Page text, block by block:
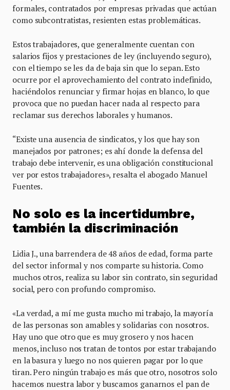
formales, contratados por empresas privadas que actúan
como subcontratistas, resienten estas problemáticas.
Estos trabajadores, que generalmente cuentan con
salarios fijos y prestaciones de ley (incluyendo seguro),
con el tiempo se les da de baja sin que lo sepan. Esto
ocurre por el aprovechamiento del contrato indefinido,
haciéndolos renunciar y firmar hojas en blanco, lo que
provoca que no puedan hacer nada al respecto para
reclamar sus derechos laborales y humanos.
“Existe una ausencia de sindicatos, y los que hay son
manejados por patrones; es ahí donde la defensa del
trabajo debe intervenir, es una obligación constitucional
ver por estos trabajadores», resalta el abogado Manuel
Fuentes.
No solo es la incertidumbre,
también la discriminación
Lidia J., una barrendera de 48 años de edad, forma parte
del sector informal y nos comparte su historia. Como
muchos otros, realiza su labor sin contrato, sin seguridad
social, pero con profundo compromiso.
«La verdad, a mí me gusta mucho mi trabajo, la mayoría
de las personas son amables y solidarias con nosotros.
Hay uno que otro que es muy grosero y nos hacen
menos, incluso nos tratan de tontos por estar trabajando
en la basura y luego no nos quieren pagar por lo que
tiran. Pero ningún trabajo es más que otro, nosotros solo
hacemos nuestra labor y buscamos ganarnos el pan de